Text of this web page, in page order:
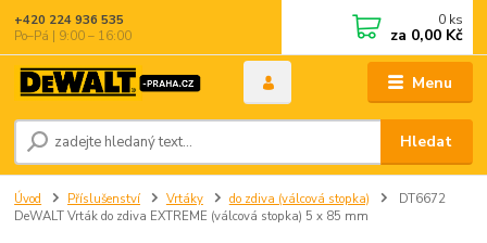
Menu
Hledat
+420 224 936 535
Po–Pá | 9:00 – 16:00
0 ks
za 0,00 Kč
Úvod Příslušenství Vrtáky do zdiva (válcová stopka)
DT6672
DeWALT Vrták do zdiva EXTREME (válcová stopka) 5 x 85 mm